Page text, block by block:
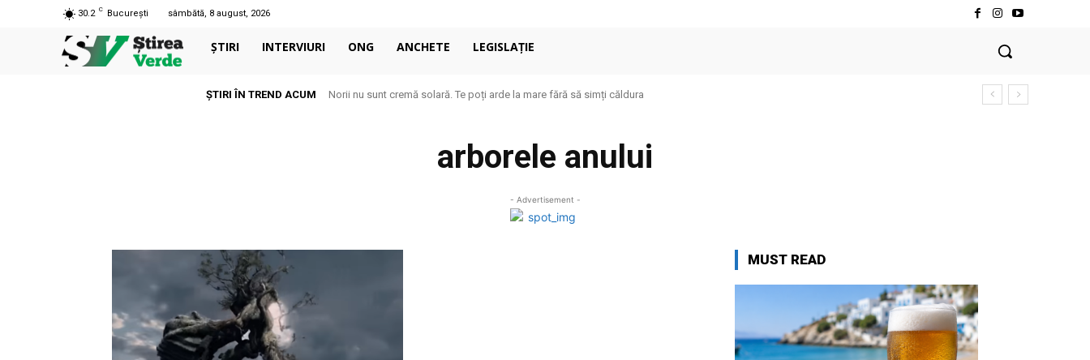
30.2 C București sâmbătă, 8 august, 2026
ȘTIRI INTERVIURI ONG ANCHETE LEGISLAȚIE
ȘTIRI ÎN TREND ACUM Norii nu sunt cremă solară. Te poți arde la mare fără să simți căldura
arborele anului
- Advertisement -
MUST READ